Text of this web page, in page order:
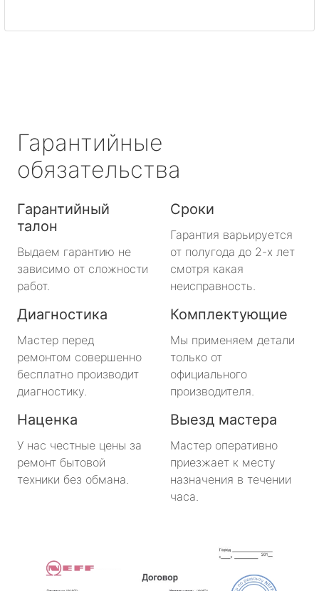
Гарантийные
обязательства
Гарантийный
талон
Выдаем гарантию не
зависимо от сложности
работ.
Сроки
Гарантия варьируется
от полугода до 2-х лет
смотря какая
неисправность.
Диагностика
Мастер перед
ремонтом совершенно
бесплатно производит
диагностику.
Комплектующие
Мы применяем детали
только от
официального
производителя.
Наценка
У нас честные цены за
ремонт бытовой
техники без обмана.
Выезд мастера
Мастер оперативно
приезжает к месту
назначения в течении
часа.